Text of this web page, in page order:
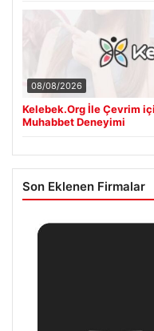
08/08/2026
Kelebek.Org İle Çevrim
Muhabbet Deneyimi
Son Eklenen Firmalar